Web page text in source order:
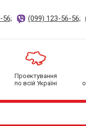
56; (099) 123-56-56;
Проектування
по всій Україні